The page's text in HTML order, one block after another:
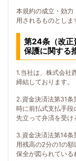
本規約の成立・効力
用されるものとしま
第24条（改
保護に関する
1.当社は、株式会社
締結しております。
2.資金決済法第31条
時に前払式支払手段
先立って弁済を受け
3.資金決済法第14条
用残高の2分の1の
保全が図られている